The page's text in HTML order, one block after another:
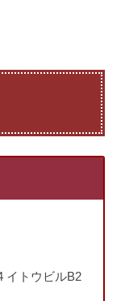
イトウビルB2